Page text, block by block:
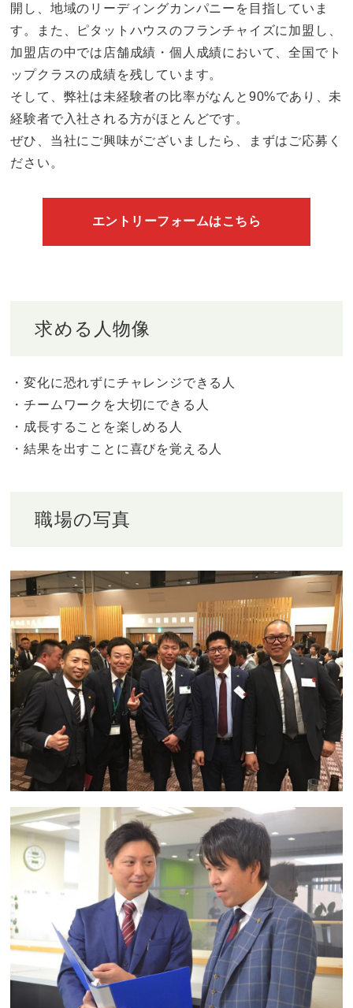
開し、地域のリーディングカンパニーを目指していま
す。また、ピタットハウスのフランチャイズに加盟し、
加盟店の中では店舗成績・個人成績において、全国でト
ップクラスの成績を残しています。
そして、弊社は未経験者の比率がなんと90%であり、未
経験者で入社される方がほとんどです。
ぜひ、当社にご興味がございましたら、まずはご応募く
ださい。
エントリーフォームはこちら
求める人物像
・変化に恐れずにチャレンジできる人
・チームワークを大切にできる人
・成長することを楽しめる人
・結果を出すことに喜びを覚える人
職場の写真